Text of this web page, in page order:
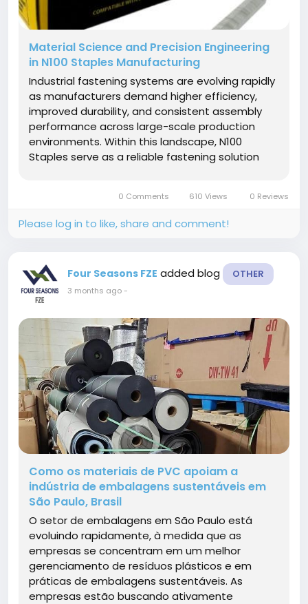
Material Science and Precision Engineering
in N100 Staples Manufacturing
Industrial fastening systems are evolving rapidly
as manufacturers demand higher efficiency,
improved durability, and consistent assembly
performance across large-scale production
environments. Within this landscape, N100
Staples serve as a reliable fastening solution
reinforcement, woodworking, and general...
0 Comments 610 Views 0 Reviews
Please log in to like, share and comment!
Four Seasons FZE added blog OTHER
3 months ago-
Como os materiais de PVC apoiam a
indústria de embalagens sustentáveis ​​em
São Paulo, Brasil
O setor de embalagens em São Paulo está
evoluindo rapidamente, à medida que as
empresas se concentram em um melhor
gerenciamento de resíduos plásticos e em
práticas de embalagens sustentáveis. As
empresas estão buscando ativamente